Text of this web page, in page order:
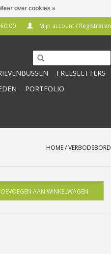
Mijn account / Registreren
FREESLETTERS
PORTFOLIO
HOME/VERBODSBORD
AAN WINKELWAGEN
Meer over cookies »